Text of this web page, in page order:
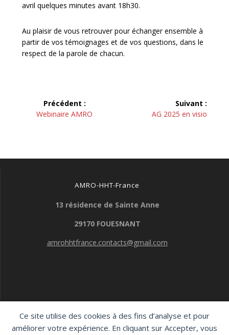
avril quelques minutes avant 18h30.
Au plaisir de vous retrouver pour échanger ensemble à
partir de vos témoignages et de vos questions, dans le
respect de la parole de chacun.
Navigation
Précédent :
Article
Webinaire AMRO
Suivant :
Article
AG 2025 en visio
AMRO-HHT-France
13 résidence de Sainte Anne
29170 FOUESNANT
amrohhtfrance.contacts@gmail.com
AMRO-HHT-France
Ce site utilise des cookies à des fins d’analyse et pour
améliorer votre expérience. En cliquant sur Accepter, vous